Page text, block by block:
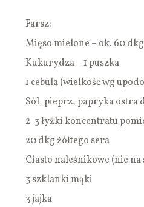
Farsz:
Mięso mielone – ok. 60 dkg
Kukurydza – 1 puszka
1 cebula (wielkość wg
Sól, pieprz, papryka ostra
2-3 łyżki koncentratu
20 dkg żółtego sera
Ciasto naleśnikowe (nie na
3 szklanki mąki
3 jajka